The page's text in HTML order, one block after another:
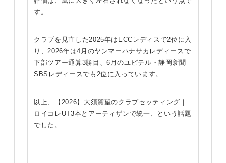
す。
クラブを見直した2025年はECCレディスで2位に入
り、2026年は4月のヤンマーハナサカレディースで
下部ツアー通算3勝目、6月のユピテル・静岡新聞
SBSレディースでも2位に入っています。
以上、【2026】大須賀望のクラブセッティング｜
ロイコレUT3本とアーティザンで統一、という話題
でした。